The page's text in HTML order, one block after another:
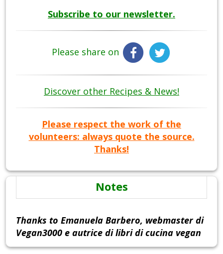
Subscribe to our newsletter.
Please share on
Discover other Recipes & News!
Please respect the work of the
volunteers: always quote the source.
Thanks!
Notes
Thanks to Emanuela Barbero, webmaster di
Vegan3000 e autrice di libri di cucina vegan